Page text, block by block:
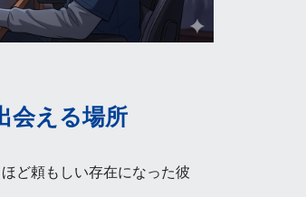
会える場所
ど頼もしい存在になった彼